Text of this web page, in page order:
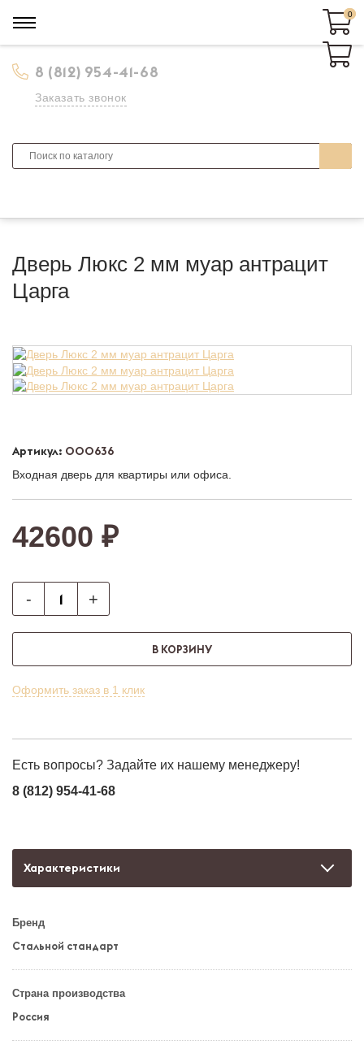
8 (812) 954-41-68
Заказать звонок
0
0
Дверь Люкс 2 мм муар антрацит
Царга
Артикул: 000636
Входная дверь для квартиры или офиса.
42600 ₽
- +
В КОРЗИНУ
Оформить заказ в 1 клик
Есть вопросы? Задайте их нашему менеджеру!
8 (812) 954-41-68
Характеристики
Бренд
Стальной стандарт
Страна производства
Россия